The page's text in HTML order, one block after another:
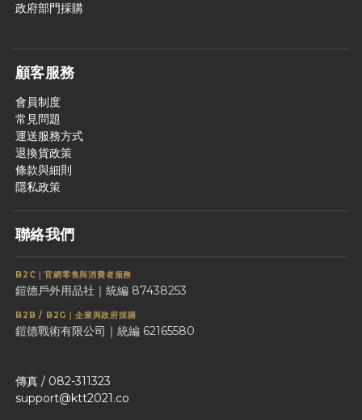
政府部門採購
顧客服務
會員制度
常見問題
運送服務方式
退換貨政策
條款與細則
隱私政策
聯絡我們
B2C｜官網零售與消費者服務
鎧德戶外用品社｜統編 87438253
B2B / B2G｜企業與政府採購
鎧德戰術有限公司｜統編 62165580
傳真 / 082-311323
support@ktt2021.co